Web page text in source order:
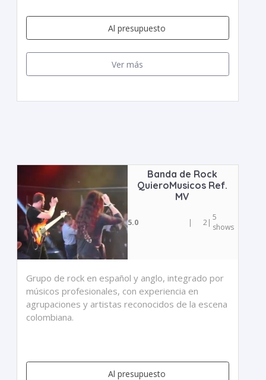
Al presupuesto
Ver más
Banda de Rock
QuieroMusicos Ref.
MV
5.0 | 2| 5
shows
Grupo de rock en español y anglo, integrado por
músicos profesionales, con experiencia en
agrupaciones y artistas reconocidos de la escena
colombiana.
Al presupuesto